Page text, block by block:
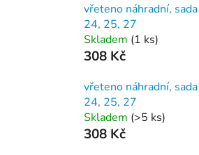
vřeteno náhradní,
24, 25, 27
Skladem (1 ks)
308 Kč
vřeteno náhradní,
24, 25, 27
Skladem (>5 ks)
308 Kč